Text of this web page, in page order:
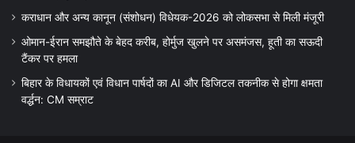
कराधान और अन्य कानून (संशोधन) विधेयक-2026 को लोकसभा से मिली मंजूरी
ओमान-ईरान समझौते के बेहद करीब, होर्मुज खुलने पर असमंजस, हूती का सऊदी
टैंकर पर हमला
बिहार के विधायकों एवं विधान पार्षदों का AI और डिजिटल तकनीक से होगा क्षमता
वर्द्धन: CM सम्राट